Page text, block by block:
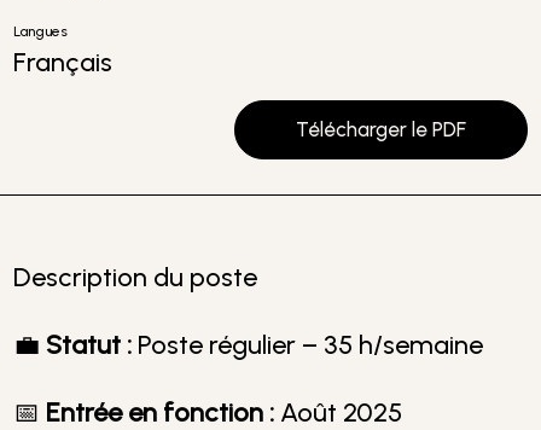
Langues
Français
Télécharger le PDF
Description du poste
💼 Statut : Poste régulier – 35 h/semaine
📅 Entrée en fonction : Août 2025